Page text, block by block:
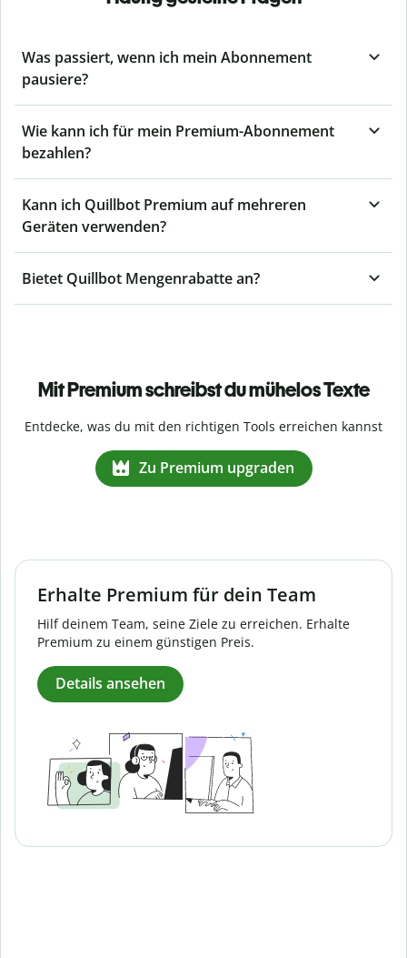
Was passiert, wenn ich mein Abonnement
pausiere?
Wie kann ich für mein Premium-Abonnement
bezahlen?
Kann ich Quillbot Premium auf mehreren
Geräten verwenden?
Bietet Quillbot Mengenrabatte an?
Mit Premium schreibst du mühelos Texte
Entdecke, was du mit den richtigen Tools erreichen kannst
Zu Premium upgraden
Erhalte Premium für dein Team
Hilf deinem Team, seine Ziele zu erreichen. Erhalte
Premium zu einem günstigen Preis.
Details ansehen